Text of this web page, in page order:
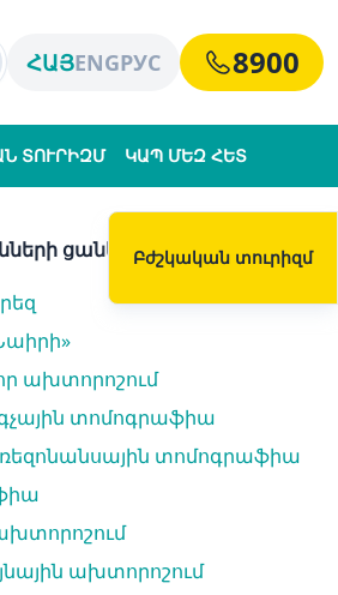
ՀԱՅENGРУС 8900
ՏՈՒՐԻԶՄ ԿԱՊ ՄԵԶ ՀԵՏ
ցանկ
ախտորոշում
տոմոգրաֆիա
տոմոգրաֆիա
ախտորոշում
Բժշկական տուրիզմ